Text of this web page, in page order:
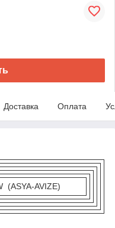
Доставка Оплата
(ASYA-AVIZE)